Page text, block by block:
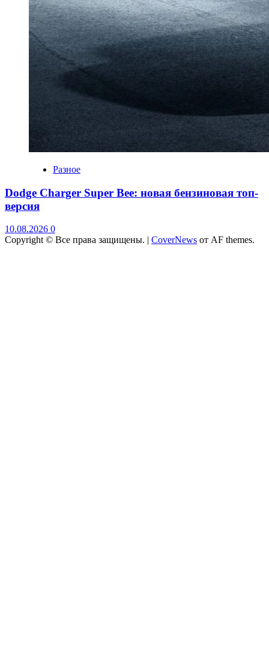
Разное
Dodge Charger Super Bee: новая бензиновая топ-
версия
10.08.2026 0
Copyright © Все права защищены. | CoverNews от AF themes.